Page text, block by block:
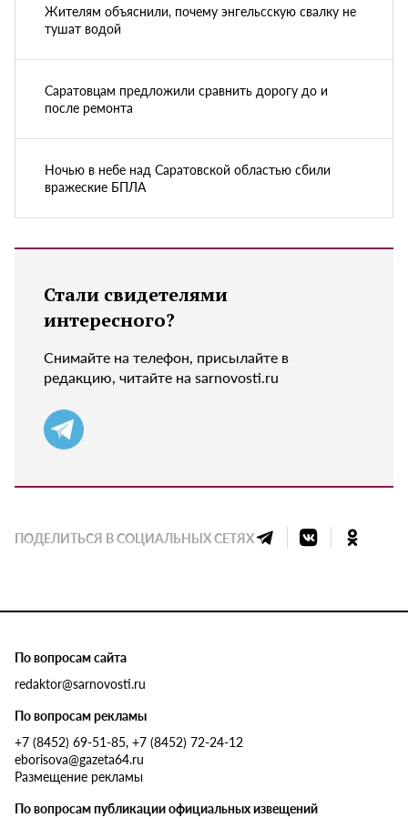
Жителям объяснили, почему энгельсскую свалку не
тушат водой
Саратовцам предложили сравнить дорогу до и
после ремонта
Ночью в небе над Саратовской областью сбили
вражеские БПЛА
Стали свидетелями
интересного?
Снимайте на телефон, присылайте в
редакцию, читайте на sarnovosti.ru
ПОДЕЛИТЬСЯ В СОЦИАЛЬНЫХ СЕТЯХ
По вопросам сайта
redaktor@sarnovosti.ru
По вопросам рекламы
+7 (8452) 69-51-85, +7 (8452) 72-24-12
eborisova@gazeta64.ru
Размещение рекламы
По вопросам публикации официальных извещений